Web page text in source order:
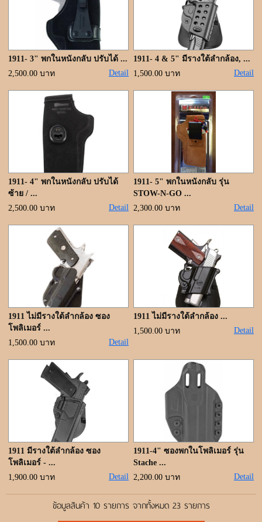
1911- 3" พกในหนังกลับ ปรับได้ ...
2,500.00 บาท
Detail
1911- 4 & 5" มีรางใต้ลำกล้อง, ...
1,500.00 บาท
Detail
1911- 4" พกในหนังกลับ ปรับได้
ซ้าย / ...
2,500.00 บาท
Detail
1911- 5" พกในหนังกลับ รุ่น
STOW-N-GO ...
2,300.00 บาท
Detail
1911 ไม่มีรางใต้ลำกล้อง ซอง
โพลิเมอร์ ...
1,500.00 บาท
Detail
1911 ไม่มีรางใต้ลำกล้อง ...
1,500.00 บาท
Detail
1911 มีรางใต้ลำกล้อง ซอง
โพลิเมอร์ - ...
1,900.00 บาท
Detail
1911-4" ซองพกในโพลิเมอร์ รุ่น
Stache ...
2,200.00 บาท
Detail
ข้อมูลสินค้า 10 รายการ จากทั้งหมด 23 รายการ